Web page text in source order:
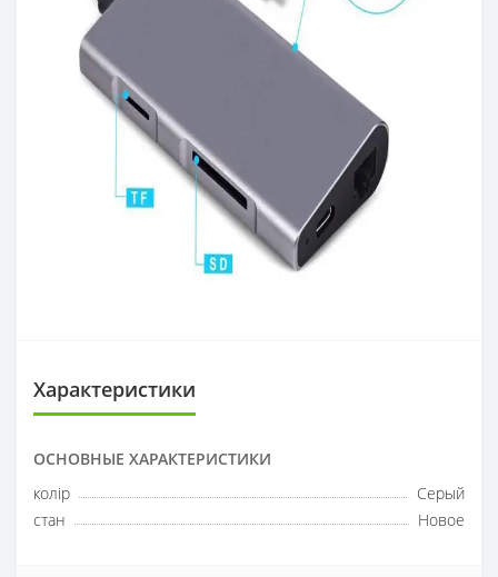
Характеристики
ОСНОВНЫЕ ХАРАКТЕРИСТИКИ
колір
Серый
стан
Новое